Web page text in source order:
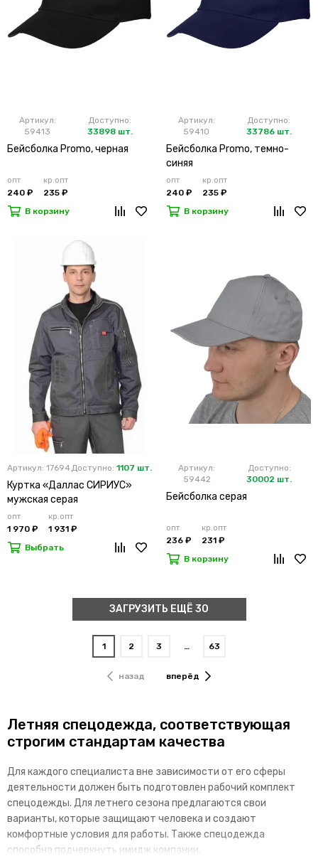
Артикул:
59413
Доступно:
33898 шт.
Бейсболка Promo, черная
опт
240 ₽
кр.опт
235 ₽
В корзину
Артикул:
59410
Доступно:
33786 шт.
Бейсболка Promo, темно-
синяя
опт
240 ₽
кр.опт
235 ₽
В корзину
Артикул: 17694Доступно: 1107 шт.
Куртка «Даллас СИРИУС»
мужская серая
опт
1 970 ₽
кр.опт
1 931 ₽
Выбрать
Артикул:
59442
Доступно:
30002 шт.
Бейсболка серая
опт
236 ₽
кр.опт
231 ₽
В корзину
ЗАГРУЗИТЬ ЕЩЁ 30
назад
1 2 3 … 63
вперёд
Летняя спецодежда, соответствующая
строгим стандартам качества
Для каждого специалиста вне зависимости от его сферы
деятельности должен быть подготовлен рабочий комплект
спецодежды. Для летнего сезона предлагаются свои
варианты, которые защищают человека и создают
комфортные условия для работы. Также спецодежда
способна подчеркнуть имидж компании.